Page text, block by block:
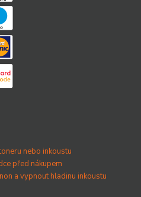
nebo inkoustu
před nákupem
a vypnout hladinu inkoustu